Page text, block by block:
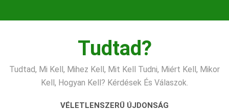
Tudtad?
Tudtad, Mi Kell, Mihez Kell, Mit Kell Tudni, Miért Kell, Mikor
Kell, Hogyan Kell? Kérdések És Válaszok.
VÉLETLENSZERŰ ÚJDONSÁG